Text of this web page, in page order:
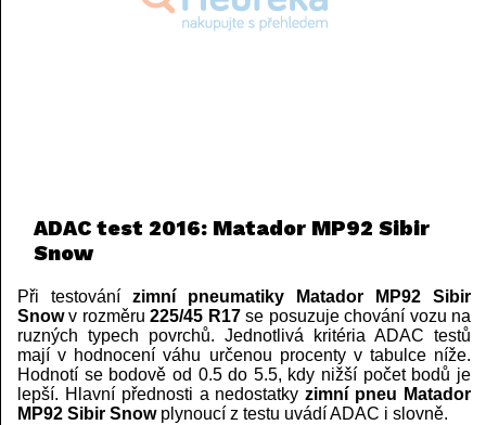
ADAC test 2016: Matador MP92 Sibir
Snow
Při testování zimní pneumatiky Matador MP92 Sibir
Snowv rozměru225/45 R17se posuzuje chování vozu na
ruzných typech povrchů. Jednotlivá kritéria ADAC testů
mají v hodnocení váhu určenou procenty v tabulce níže.
Hodnotí se bodově od 0.5 do 5.5, kdy nižší počet bodů je
lepší. Hlavní přednosti a nedostatkyzimní pneu Matador
MP92 Sibir Snowplynoucí z testu uvádí ADAC i slovně.